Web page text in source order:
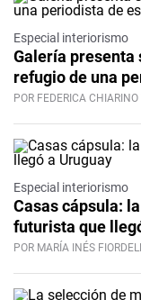
Especial interiorismo
Galería presenta
refugio de una
POR FEDERICA
Especial interiorismo
Casas cápsula:
futurista que
POR MARÍA INÉS